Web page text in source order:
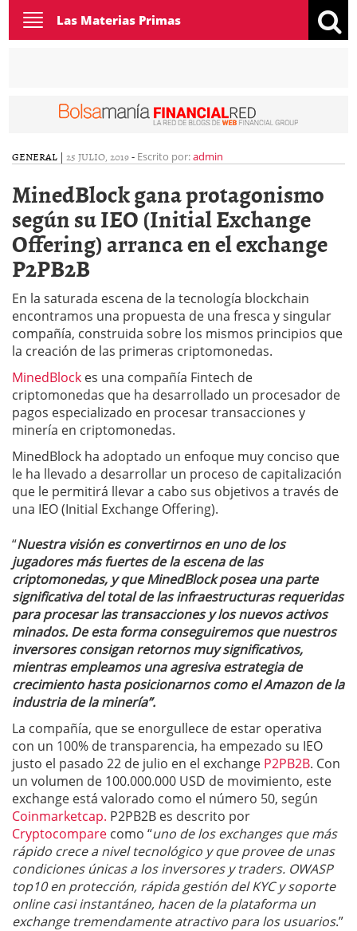
Toggle
navigation
Las Materias Primas
GENERAL | 25 JULIO, 2019- Escrito por:admin
MinedBlock gana protagonismo
según su IEO (Initial Exchange
Offering) arranca en el exchange
P2PB2B
En la saturada escena de la tecnología blockchain
encontramos una propuesta de una fresca y singular
compañía, construida sobre los mismos principios que
la creación de las primeras criptomonedas.
MinedBlock es una compañía Fintech de
criptomonedas que ha desarrollado un procesador de
pagos especializado en procesar transacciones y
minería en criptomonedas.
MinedBlock ha adoptado un enfoque muy conciso que
le ha llevado a desarrollar un proceso de capitalización
que le permitirá llevar a cabo sus objetivos a través de
una IEO (Initial Exchange Offering).
“Nuestra visión es convertirnos en uno de los
jugadores más fuertes de la escena de las
criptomonedas, y que MinedBlock posea una parte
significativa del total de las infraestructuras requeridas
para procesar las transacciones y los nuevos activos
minados. De esta forma conseguiremos que nuestros
inversores consigan retornos muy significativos,
mientras empleamos una agresiva estrategia de
crecimiento hasta posicionarnos como el Amazon de la
industria de la minería”.
La compañía, que se enorgullece de estar operativa
con un 100% de transparencia, ha empezado su IEO
justo el pasado 22 de julio en el exchange P2PB2B. Con
un volumen de 100.000.000 USD de movimiento, este
exchange está valorado como el número 50, según
Coinmarketcap. P2PB2B es descrito por
Cryptocompare como “uno de los exchanges que más
rápido crece a nivel tecnológico y que provee de unas
condiciones únicas a los inversores y traders. OWASP
top10 en protección, rápida gestión del KYC y soporte
online casi instantáneo, hacen de la plataforma un
exchange tremendamente atractivo para los usuarios.”